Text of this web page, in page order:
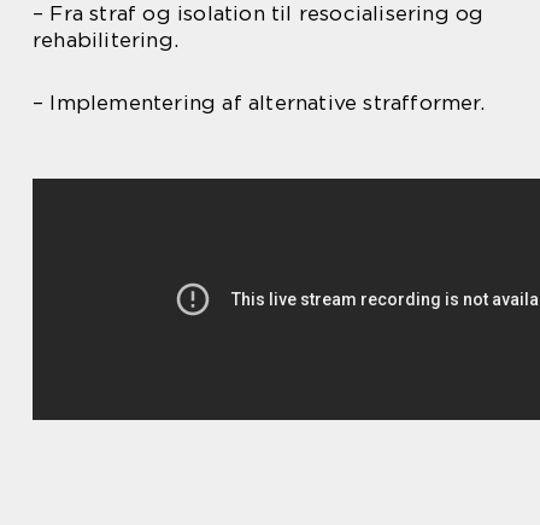
– Fra straf og isolation til resocialisering og
rehabilitering.
– Implementering af alternative strafformer.